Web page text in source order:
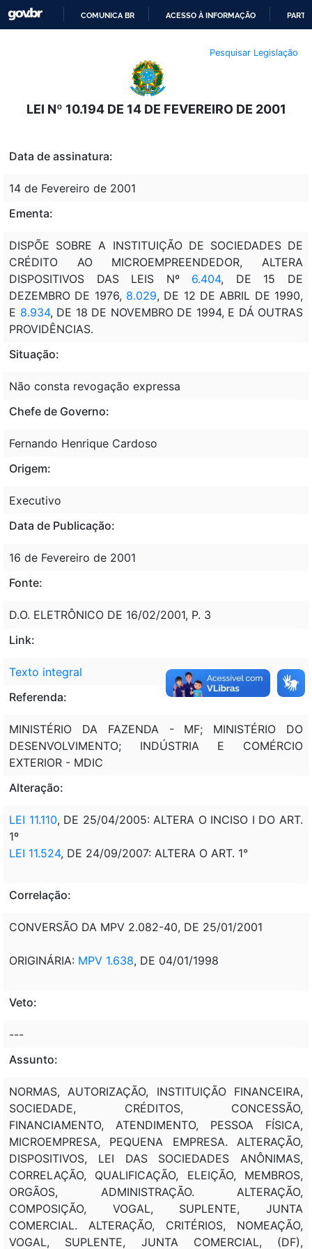
O
CONTEÚDO
COMUNICA BR ACESSO À INFORMAÇÃO
Pesquisar Legislação
LEI Nº 10.194 DE 14 DE FEVEREIRO DE 2001
Data de assinatura:
14 de Fevereiro de 2001
Ementa:
DISPÕE SOBRE A INSTITUIÇÃO DE SOCIEDADES DE
CRÉDITO AO MICROEMPREENDEDOR, ALTERA
DISPOSITIVOS DAS LEIS Nº 6.404, DE 15 DE
DEZEMBRO DE 1976, 8.029, DE 12 DE ABRIL DE 1990,
E 8.934, DE 18 DE NOVEMBRO DE 1994, E DÁ OUTRAS
PROVIDÊNCIAS.
Situação:
Não consta revogação expressa
Chefe de Governo:
Fernando Henrique Cardoso
Origem:
Executivo
Data de Publicação:
16 de Fevereiro de 2001
Fonte:
D.O. ELETRÔNICO DE 16/02/2001, P. 3
Link:
Texto integral
Referenda:
MINISTÉRIO DA FAZENDA - MF; MINISTÉRIO DO
DESENVOLVIMENTO; INDÚSTRIA E COMÉRCIO
EXTERIOR - MDIC
Alteração:
LEI 11.110, DE 25/04/2005: ALTERA O INCISO I DO ART.
1º
LEI 11.524, DE 24/09/2007: ALTERA O ART. 1°
Correlação:
CONVERSÃO DA MPV 2.082-40, DE 25/01/2001
ORIGINÁRIA: MPV 1.638, DE 04/01/1998
Veto:
---
Assunto:
NORMAS, AUTORIZAÇÃO, INSTITUIÇÃO FINANCEIRA,
SOCIEDADE, CRÉDITOS, CONCESSÃO,
FINANCIAMENTO, ATENDIMENTO, PESSOA FÍSICA,
MICROEMPRESA, PEQUENA EMPRESA. ALTERAÇÃO,
DISPOSITIVOS, LEI DAS SOCIEDADES ANÔNIMAS,
CORRELAÇÃO, QUALIFICAÇÃO, ELEIÇÃO, MEMBROS,
ORGÃOS, ADMINISTRAÇÃO. ALTERAÇÃO,
COMPOSIÇÃO, VOGAL, SUPLENTE, JUNTA
COMERCIAL. ALTERAÇÃO, CRITÉRIOS, NOMEAÇÃO,
VOGAL, SUPLENTE, JUNTA COMERCIAL, (DF),